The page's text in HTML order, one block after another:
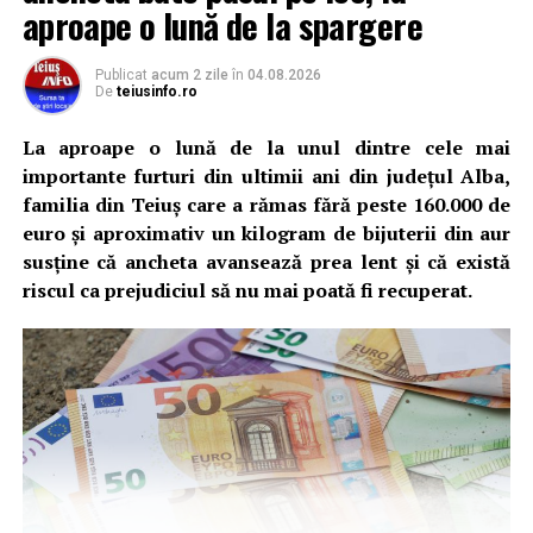
aproape o lună de la spargere
Publicat acum 2 zile în 04.08.2026
De teiusinfo.ro
La aproape o lună de la unul dintre cele mai
importante furturi din ultimii ani din județul Alba,
familia din Teiuș care a rămas fără peste 160.000 de
euro și aproximativ un kilogram de bijuterii din aur
susține că ancheta avansează prea lent și că există
riscul ca prejudiciul să nu mai poată fi recuperat.